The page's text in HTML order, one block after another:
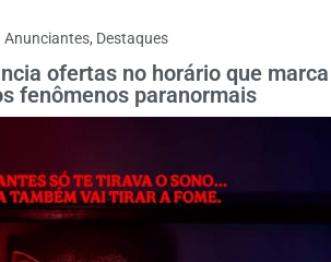
Anunciantes, Destaques
ofertas no horário que marca
fenômenos paranormais